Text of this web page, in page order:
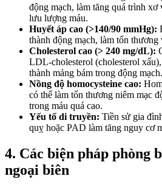
động mạch, làm tăng quá trình xơ
lưu lượng máu.
Huyết áp cao (>140/90 mmHg):
thành động mạch, làm tổn
Cholesterol cao (> 240 mg/dL):
LDL-cholesterol (cholesterol
thành mảng bám trong động mạch.
Nồng độ homocysteine cao:
có thể làm tổn thương niêm mạc
trong máu quá cao.
Yếu tố di truyền: Tiền sử gia
quỵ hoặc PAD làm tăng nguy cơ
4. Các biện pháp phòng
ngoại biên